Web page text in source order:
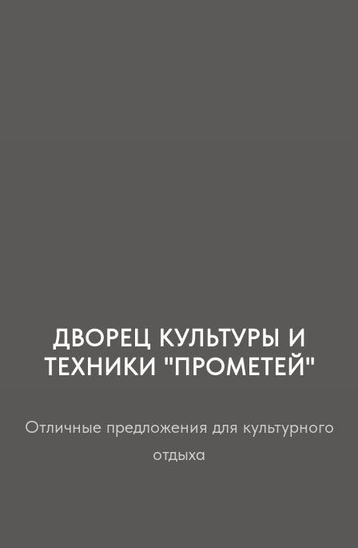
ДВОРЕЦ КУЛЬТУРЫ И
ТЕХНИКИ "ПРОМЕТЕЙ"
Отличные предложения для культурного
отдыха